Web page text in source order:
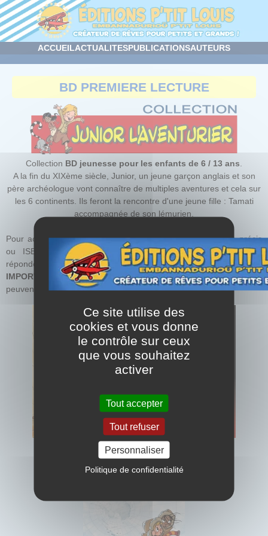
ACCUEILACTUALITESPUBLICATIONSAUTEURS
BD PREMIERE LECTURE
Collection BD jeunesse pour les enfants de 6 / 13 ans
A la fin du XIXème siècle, Junior, un jeune garçon anglais et son
père archéologue vont connaître de multiples aventures et cela sur
les 6 continents. Ils feront la rencontre d'une jeune fille : Tamati
accompagnée de son lémurien.
Pour acquérir nos ouvrages, prenez leurs références (titre précis
ou ISBN) et commandez-les à votre libraire préféré, nous
répondons rapidement aux demandes.
IMPORTANT !Certains titres sont prévus en réimpression mais
peuvent être toujours disponibles chez votre libraire.
Panneau de gestion des cookies
Ce site utilise des
cookies et vous donne
le contrôle sur ceux
que vous souhaitez
activer
Tout accepter
Tout refuser
Personnaliser
Politique de confidentialité